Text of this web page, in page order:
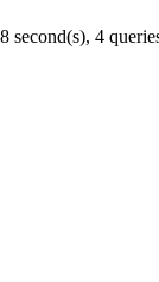
second(s), 4